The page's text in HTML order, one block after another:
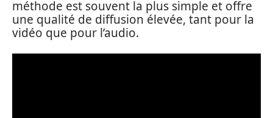
méthode est souvent la plus simple et offre
une qualité de diffusion élevée, tant pour la
vidéo que pour l’audio.